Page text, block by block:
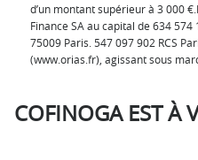
d’un montant supérieur à 3 000
Finance SA au capital de 634
75009 Paris. 547 097 902 RCS
(www.orias.fr), agissant sous
COFINOGA EST À